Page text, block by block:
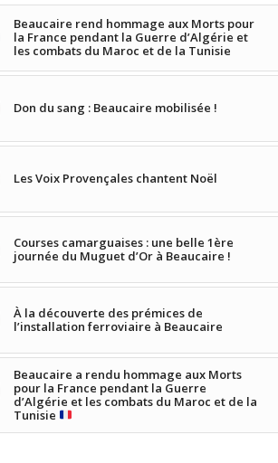
Beaucaire rend hommage aux Morts pour
la France pendant la Guerre d’Algérie et
les combats du Maroc et de la Tunisie
Don du sang : Beaucaire mobilisée !
Les Voix Provençales chantent Noël
Courses camarguaises : une belle 1ère
journée du Muguet d’Or à Beaucaire !
À la découverte des prémices de
l’installation ferroviaire à Beaucaire
Beaucaire a rendu hommage aux Morts
pour la France pendant la Guerre
d’Algérie et les combats du Maroc et de la
Tunisie